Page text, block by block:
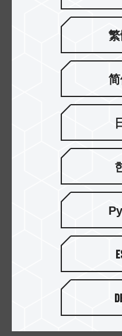
【1】 1GB = 1,000,000,000 字
分容量用于格式化及系统功能，实
算方式差异，显示容量可能不同。
【2】 依据外部实验室按照 IEC
能力，并可部分防止灰尘进入；上
【了解更多】
PD40 迷你外接式固